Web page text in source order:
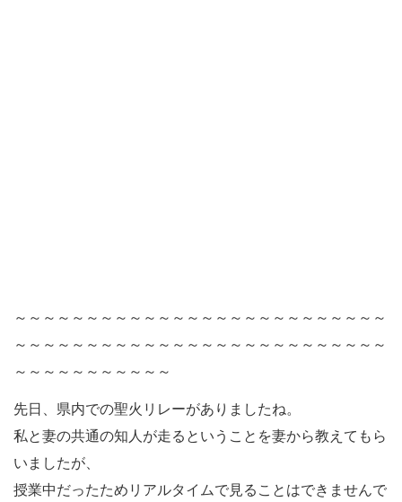
～～～～～～～～～～～～～～～～～～～～～～～～～～
～～～～～～～～～～～～～～～～～～～～～～～～～～
～～～～～～～～～～～
先日、県内での聖火リレーがありましたね。
私と妻の共通の知人が走るということを妻から教えてもら
いましたが、
授業中だったためリアルタイムで見ることはできませんで